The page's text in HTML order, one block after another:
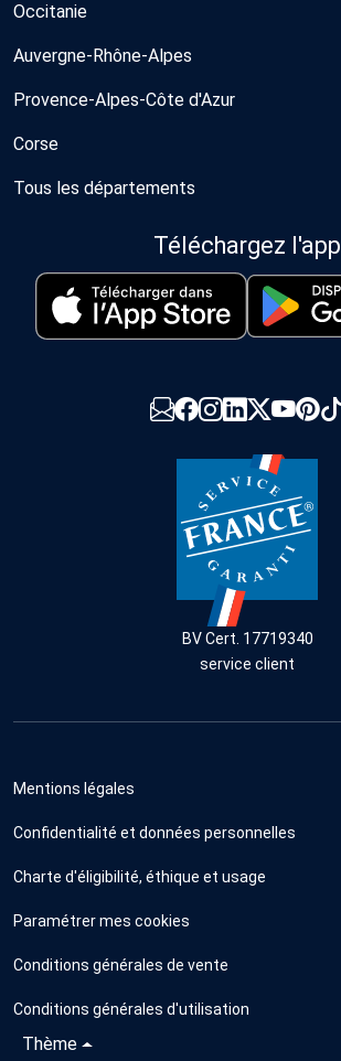
Occitanie
Auvergne-Rhône-Alpes
Provence-Alpes-Côte d'Azur
Corse
Tous les départements
Téléchargez l'app
BV Cert. 17719340
service client
Mentions légales
Confidentialité et données personnelles
Charte d'éligibilité, éthique et usage
Paramétrer mes cookies
Conditions générales de vente
Conditions générales d'utilisation
Thème